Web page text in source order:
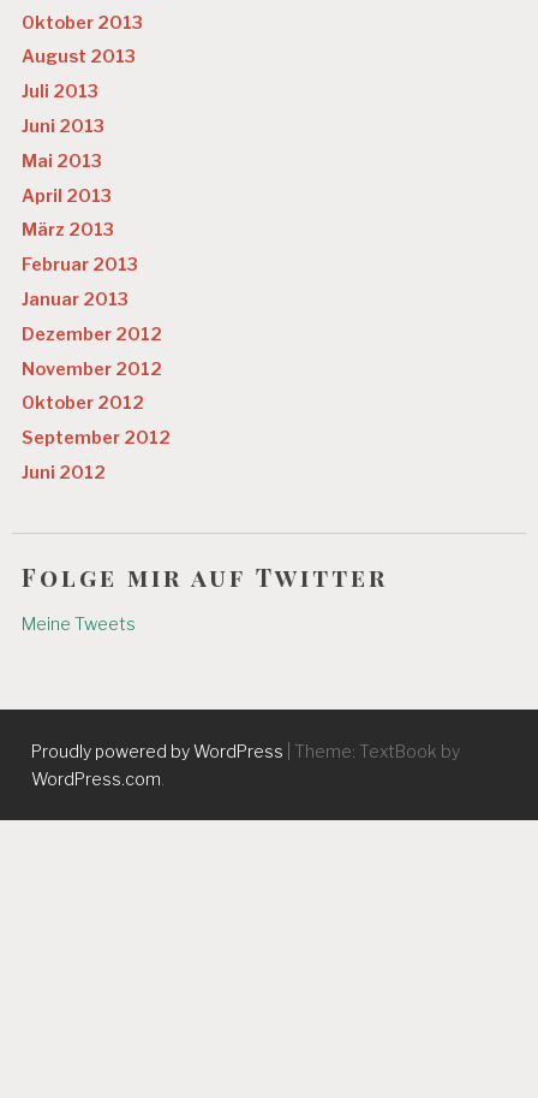
Oktober 2013
August 2013
Juli 2013
Juni 2013
Mai 2013
April 2013
März 2013
Februar 2013
Januar 2013
Dezember 2012
November 2012
Oktober 2012
September 2012
Juni 2012
Folge mir auf Twitter
Meine Tweets
Proudly powered by WordPress
Theme: TextBook by
WordPress.com.